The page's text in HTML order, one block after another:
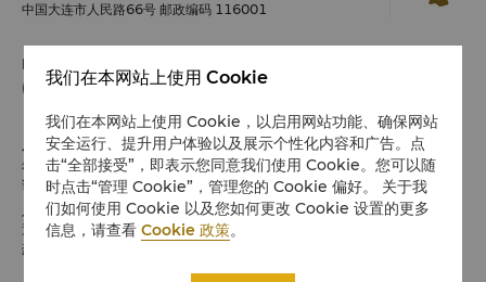
中国大连市人民路66号 邮政编码 116001
电话
(86 411) 8252 5000
入住 / 退房
希望您入住愉快
请留意入住/退房时间:
入住：下午3时
退房：中午12时
豪华阁客人可享受延迟退房至16:00。
我们在本网站上使用 Cookie
我们在本网站上使用 Cookie，以启用网站功能、确保网站
安全运行、提升用户体验以及展示个性化内容和广告。点
击“全部接受”，即表示您同意我们使用 Cookie。您可以随
时点击“管理 Cookie”，管理您的 Cookie 偏好。 关于我
们如何使用 Cookie 以及您如何更改 Cookie 设置的更多
信息，请查看Cookie 政策。